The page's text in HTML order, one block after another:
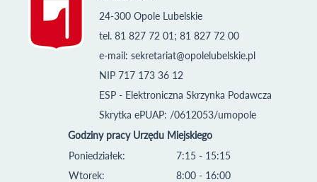
24-300 Opole Lubelskie
tel. 81 827 72 01; 81 827 72 00
e-mail: sekretariat@opolelubelskie.pl
NIP 717 173 36 12
ESP - Elektroniczna Skrzynka Podawcza
Skrytka ePUAP: /0612053/umopole
Godziny pracy Urzędu Miejskiego
Poniedziałek:
Wtorek:
7:15 - 15:15
8:00 - 16:00